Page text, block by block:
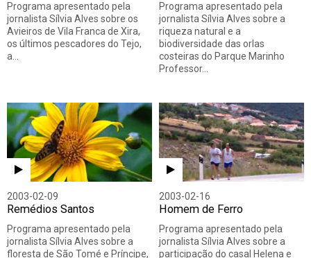
Programa apresentado pela
jornalista Sílvia Alves sobre os
Avieiros de Vila Franca de Xira,
os últimos pescadores do Tejo,
a…
Programa apresentado pela
jornalista Sílvia Alves sobre a
riqueza natural e a
biodiversidade das orlas
costeiras do Parque Marinho
Professor…
2003-02-09
Remédios Santos
Programa apresentado pela
jornalista Sílvia Alves sobre a
floresta de São Tomé e Príncipe,
2003-02-16
Homem de Ferro
Programa apresentado pela
jornalista Sílvia Alves sobre a
participação do casal Helena e